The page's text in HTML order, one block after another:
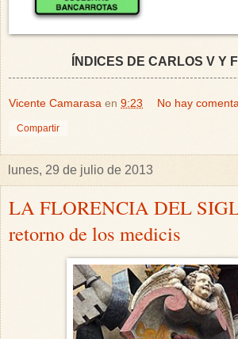
ÍNDICES DE CARLOS V Y
Vicente Camarasa en 9:23 No hay
Compartir
lunes, 29 de julio de 2013
LA FLORENCIA DEL
retorno de los medicis